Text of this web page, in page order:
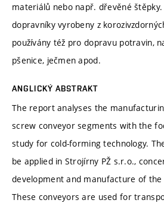
materiálů nebo např. dřevěné štěpky.
dopravníky vyrobeny z
používány též pro dopravu potravin,
pšenice, ječmen apod.
ANGLICKÝ ABSTRAKT
The report analyses the
screw conveyor segments with the
study for cold-forming technology.
be applied in Strojírny PŽ s.r.o.,
development and manufacture of
These conveyors are used for